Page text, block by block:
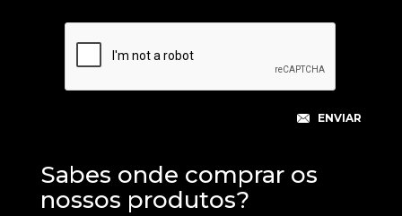
Sabes onde comprar os
nossos produtos?